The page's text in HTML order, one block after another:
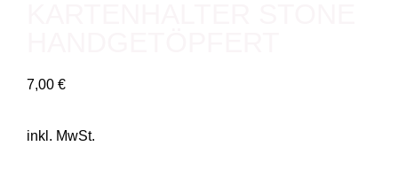
7,00 €
inkl. MwSt.